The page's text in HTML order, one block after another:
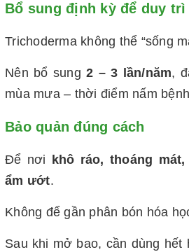
Bổ sung định kỳ để duy trì
Trichoderma không thể “sống
Nên bổ sung 2 – 3 lần/năm,
mùa mưa – thời điểm nấm
Bảo quản đúng cách
Để nơi
khô ráo, thoáng
ẩm ướt.
Không để gần phân bón hóa
Sau khi mở bao, cần dùng hết